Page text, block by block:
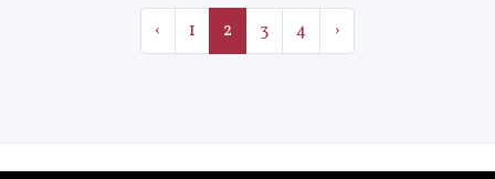
‹ 1 2 3 4 ›